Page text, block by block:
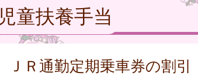
児童扶養手当
ＪＲ通勤定期乗車券の割引